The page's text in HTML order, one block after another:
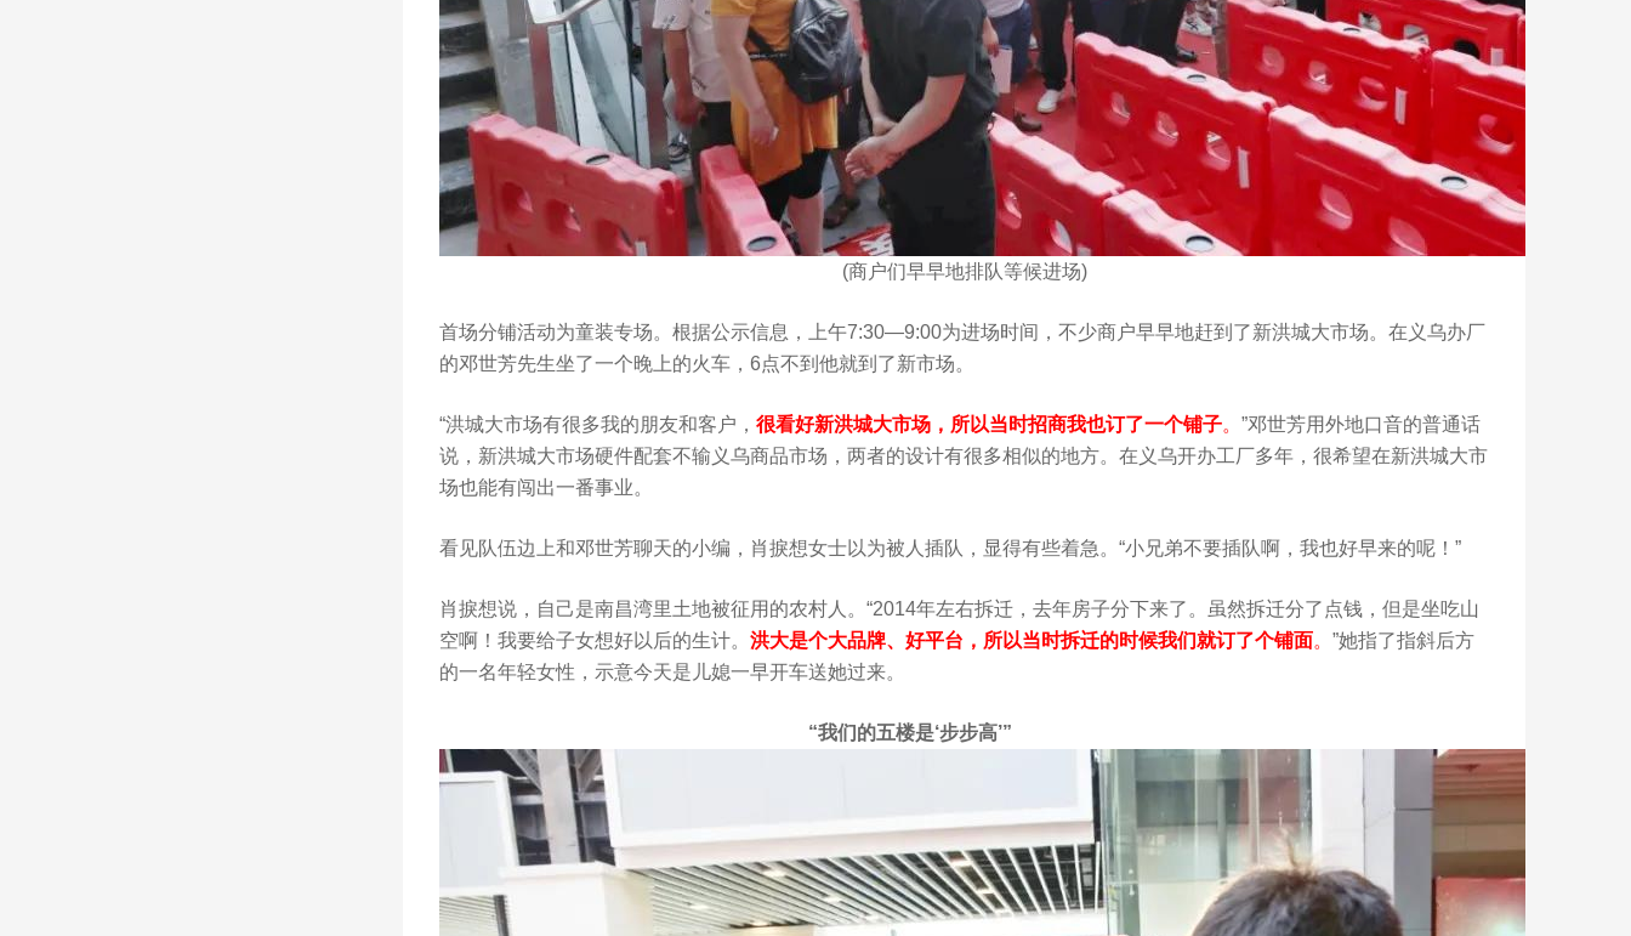
(商户们早早地排队等候进场)
首场分铺活动为童装专场。根据公示信息，上午7:30—9:00为进场时间，不少商户早早地赶到了新洪城大市场。在义乌办厂
的邓世芳先生坐了一个晚上的火车，6点不到他就到了新市场。
“洪城大市场有很多我的朋友和客户， 很看好新洪城大市场，所以当时招商我也订了一个铺子。 ”邓世芳用外地口音的普通话
说，新洪城大市场硬件配套不输义乌商品市场，两者的设计有很多相似的地方。在义乌开办工厂多年，很希望在新洪城大市
场也能有闯出一番事业。
看见队伍边上和邓世芳聊天的小编，肖捩想女士以为被人插队，显得有些着急。“小兄弟不要插队啊，我也好早来的呢！”
肖捩想说，自己是南昌湾里土地被征用的农村人。“2014年左右拆迁，去年房子分下来了。虽然拆迁分了点钱，但是坐吃山
空啊！我要给子女想好以后的生计。 洪大是个大品牌、好平台，所以当时拆迁的时候我们就订了个铺面。 ”她指了指斜后方
的一名年轻女性，示意今天是儿媳一早开车送她过来。
“我们的五楼是‘步步高’”